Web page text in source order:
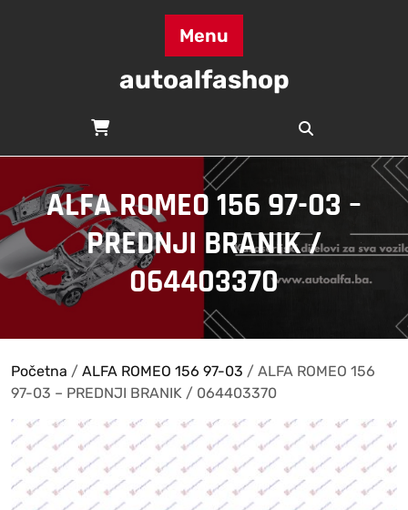
Menu
autoalfashop
ALFA ROMEO 156 97-03 –
PREDNJI BRANIK /
064403370
Početna / ALFA ROMEO 156 97-03 / ALFA ROMEO 156
97-03 – PREDNJI BRANIK / 064403370